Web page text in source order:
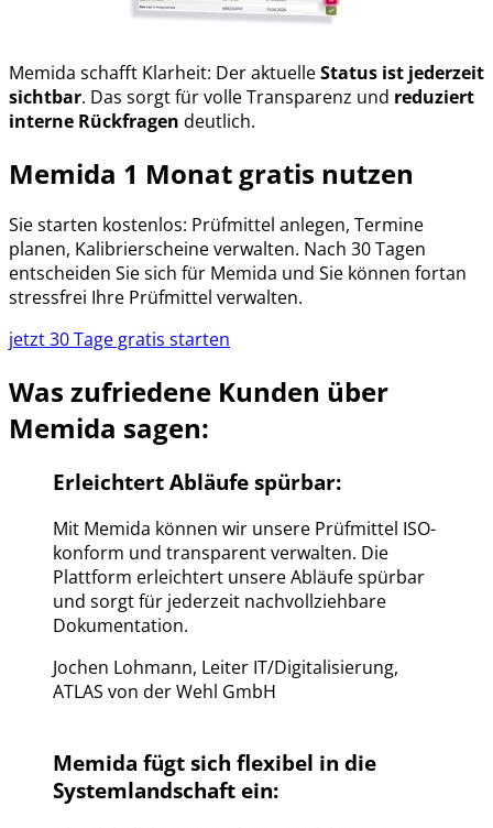
Memida schafft Klarheit: Der aktuelleStatus ist jederzeit
sichtbar. Das sorgt für volle Transparenz und reduziert
interne Rückfragen deutlich.
Memida 1 Monat gratis nutzen
Sie starten kostenlos: Prüfmittel anlegen, Termine
planen, Kalibrierscheine verwalten. Nach 30 Tagen
entscheiden Sie sich für Memida und Sie können fortan
stressfrei Ihre Prüfmittel verwalten.
jetzt 30 Tage gratis starten
Was zufriedene Kunden über
Memida sagen:
Erleichtert Abläufe spürbar:
Mit Memida können wir unsere Prüfmittel ISO-
konform und transparent verwalten. Die
Plattform erleichtert unsere Abläufe spürbar
und sorgt für jederzeit nachvollziehbare
Dokumentation.
Jochen Lohmann, Leiter IT/Digitalisierung,
ATLAS von der Wehl GmbH
Memida fügt sich flexibel in die
Systemlandschaft ein: